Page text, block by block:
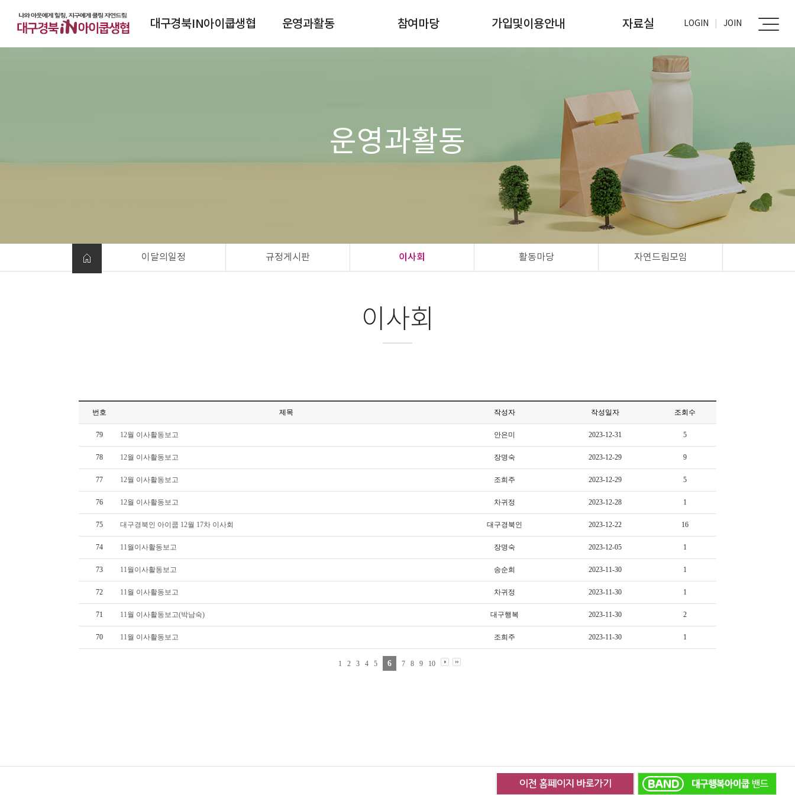
LOGIN JOIN
대구경북IN아이쿱생협 운영과활동
자연드림모임
참여마당
공간대여 신청
가입및이용안내 자료실
운영과활동
이달의일정 규정게시판 이사회 활동마당 자연드림모임
이사회
번호 제목 작성자 작성일자 조회수
79 12월 이사활동보고 안은미 2023-12-31 5
78 12월 이사활동보고 장명숙 2023-12-29 9
77 12월 이사활동보고 조희주 2023-12-29 5
76 12월 이사활동보고 차귀정 2023-12-28 1
75 대구경북인 아이쿱 12월 17차 이사회 대구경북인 2023-12-22 16
74 11월이사활동보고 장명숙 2023-12-05 1
73 11월이사활동보고 송순희 2023-11-30 1
72 11월 이사활동보고 차귀정 2023-11-30 1
71 11월 이사활동보고(박남숙) 대구행복 2023-11-30 2
70 11월 이사활동보고 조희주 2023-11-30 1
1 2 3 4 5 6 7 8 9 10